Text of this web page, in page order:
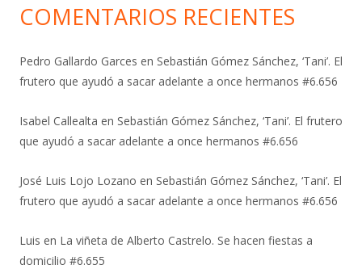
COMENTARIOS RECIENTES
Pedro Gallardo Garces en Sebastián Gómez Sánchez, ‘Tani’. El
frutero que ayudó a sacar adelante a once hermanos #6.656
Isabel Callealta en Sebastián Gómez Sánchez, ‘Tani’. El frutero
que ayudó a sacar adelante a once hermanos #6.656
José Luis Lojo Lozano en Sebastián Gómez Sánchez, ‘Tani’. El
frutero que ayudó a sacar adelante a once hermanos #6.656
Luis en La viñeta de Alberto Castrelo. Se hacen fiestas a
domicilio #6.655